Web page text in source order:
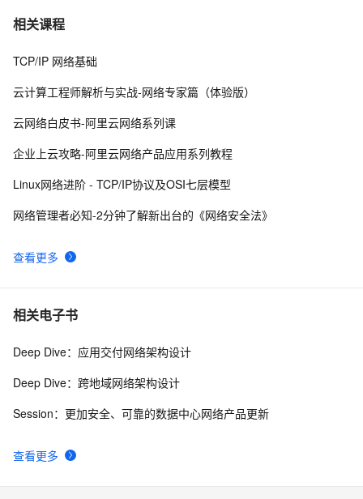
7
8 企业运维训练营之云上网络原理和实战（第2期），助力
钥分配中心 KDC | 对称密钥分配 | 密钥分配协议 |
Kerberos 协议 )
10对比了思科和华为网络设备的基本配置、接口配置、
令
相关课程
查看更多
TCP/IP 网络基础
云计算工程师解析与实战-网络专家篇（体验版）
云网络白皮书-阿里云网络系列课
企业上云攻略-阿里云网络产品应用系列教程
Linux网络进阶 - TCP/IP协议及OSI七层模型
网络管理者必知-2分钟了解新出台的《网络安全法》
相关电子书
查看更多
Deep Dive：应用交付网络架构设计
Deep Dive：跨地域网络架构设计
Session：更加安全、可靠的数据中心网络产品更新